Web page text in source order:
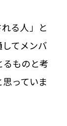
る人」と
てメンバ
ものと考
っていま